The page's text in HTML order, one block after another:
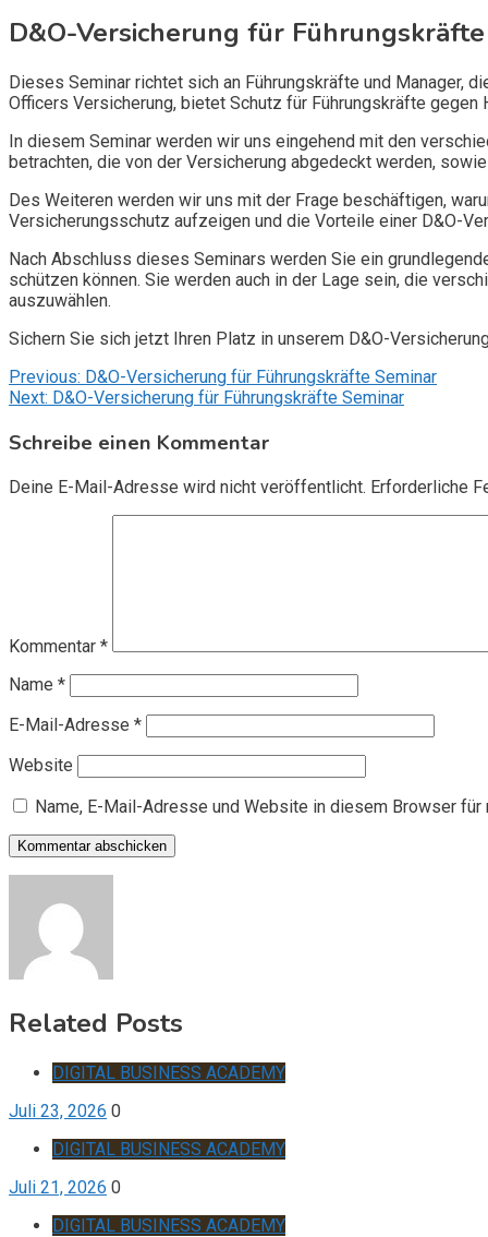
D&O-Versicherung für
Dieses Seminar richtet sich an Führungskräfte und Manager,
Officers Versicherung, bietet Schutz für Führungskräfte
In diesem Seminar werden wir uns eingehend mit den
betrachten, die von der Versicherung abgedeckt werden,
Des Weiteren werden wir uns mit der Frage beschäftigen,
Versicherungsschutz aufzeigen und die Vorteile einer D&O-
Nach Abschluss dieses Seminars werden Sie ein
schützen können. Sie werden auch in der Lage sein, die
auszuwählen.
Sichern Sie sich jetzt Ihren Platz in unserem D&O-
Beitragsnavigation
Previous: D&O-Versicherung für Führungskräfte Seminar
Next: D&O-Versicherung für Führungskräfte Seminar
Schreibe einen Kommentar
Deine E-Mail-Adresse wird nicht veröffentlicht. Erforderliche
Kommentar *
Name *
E-Mail-Adresse *
Website
Name, E-Mail-Adresse und Website in diesem Browser
Related Posts
DIGITAL BUSINESS ACADEMY
Juli 23, 2026 0
DIGITAL BUSINESS ACADEMY
Juli 21, 2026 0
DIGITAL BUSINESS ACADEMY